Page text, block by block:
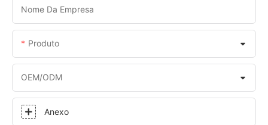
Nome Da Empresa
Produto
OEM/ODM
Anexo